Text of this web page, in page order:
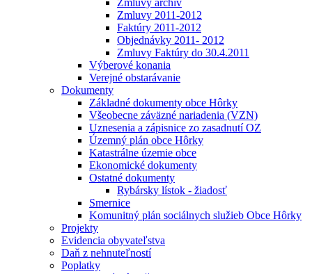
Zmluvy archív
Zmluvy 2011-2012
Faktúry 2011-2012
Objednávky 2011- 2012
Zmluvy Faktúry do 30.4.2011
Výberové konania
Verejné obstarávanie
Dokumenty
Základné dokumenty obce Hôrky
Všeobecne záväzné nariadenia (VZN)
Uznesenia a zápisnice zo zasadnutí OZ
Územný plán obce Hôrky
Katastrálne územie obce
Ekonomické dokumenty
Ostatné dokumenty
Rybársky lístok - žiadosť
Smernice
Komunitný plán sociálnych služieb Obce Hôrky
Projekty
Evidencia obyvateľstva
Daň z nehnuteľností
Poplatky